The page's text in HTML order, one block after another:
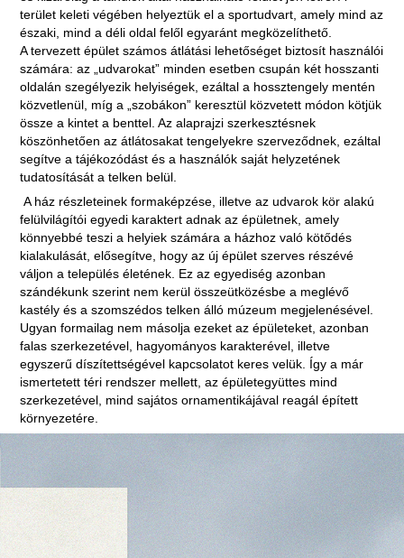
terület keleti végében helyeztük el a sportudvart, amely mind az
északi, mind a déli oldal felől egyaránt megközelíthető.
A tervezett épület számos átlátási lehetőséget biztosít használói
számára: az „udvarokat” minden esetben csupán két hosszanti
oldalán szegélyezik helyiségek, ezáltal a hossztengely mentén
közvetlenül, míg a „szobákon” keresztül közvetett módon kötjük
össze a kintet a benttel. Az alaprajzi szerkesztésnek
köszönhetően az átlátosakat tengelyekre szerveződnek, ezáltal
segítve a tájékozódást és a használók saját helyzetének
tudatosítását a telken belül.
A ház részleteinek formaképzése, illetve az udvarok kör alakú
felülvilágítói egyedi karaktert adnak az épületnek, amely
könnyebbé teszi a helyiek számára a házhoz való kötődés
kialakulását, elősegítve, hogy az új épület szerves részévé
váljon a település életének. Ez az egyediség azonban
szándékunk szerint nem kerül összeütközésbe a meglévő
kastély és a szomszédos telken álló múzeum megjelenésével.
Ugyan formailag nem másolja ezeket az épületeket, azonban
falas szerkezetével, hagyományos karakterével, illetve
egyszerű díszítettségével kapcsolatot keres velük. Így a már
ismertetett téri rendszer mellett, az épületegyüttes mind
szerkezetével, mind sajátos ornamentikájával reagál épített
környezetére.